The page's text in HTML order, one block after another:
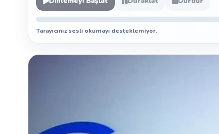
Tarayıcınız sesli okumayı desteklemiyor.